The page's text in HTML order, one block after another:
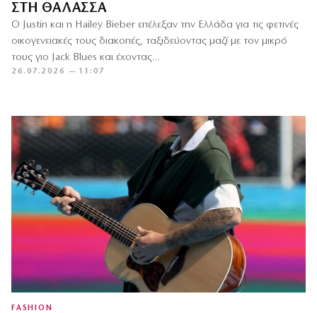
ΣΤΗ ΘΆΛΑΣΣΑ
Ο Justin και η Hailey Bieber επέλεξαν την Ελλάδα για τις φετινές
οικογενειακές τους διακοπές, ταξιδεύοντας μαζί με τον μικρό
τους γιο Jack Blues και έχοντας…
26.07.2026 — 11:07
FASHION